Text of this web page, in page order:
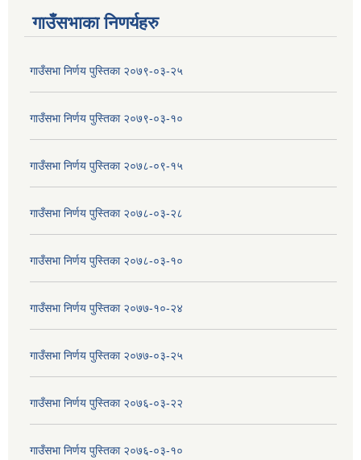
गाउँसभाका निणर्यहरु
गाउँसभा निर्णय पुस्तिका २०७९-०३-२५
गाउँसभा निर्णय पुस्तिका २०७९-०३-१०
गाउँसभा निर्णय पुस्तिका २०७८-०९-१५
गाउँसभा निर्णय पुस्तिका २०७८-०३-२८
गाउँसभा निर्णय पुस्तिका २०७८-०३-१०
गाउँसभा निर्णय पुस्तिका २०७७-१०-२४
गाउँसभा निर्णय पुस्तिका २०७७-०३-२५
गाउँसभा निर्णय पुस्तिका २०७६-०३-२२
गाउँसभा निर्णय पुस्तिका २०७६-०३-१०